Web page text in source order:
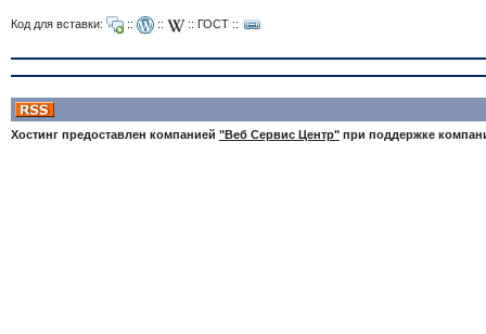
Код для вставки: :: :: :: ГОСТ::
Хостинг предоставлен компанией "Веб Сервис Центр"при поддержке